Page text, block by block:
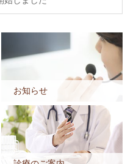
お知らせ